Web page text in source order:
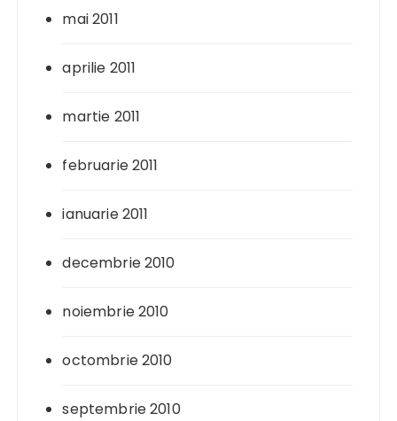
mai 2011
aprilie 2011
martie 2011
februarie 2011
ianuarie 2011
decembrie 2010
noiembrie 2010
octombrie 2010
septembrie 2010